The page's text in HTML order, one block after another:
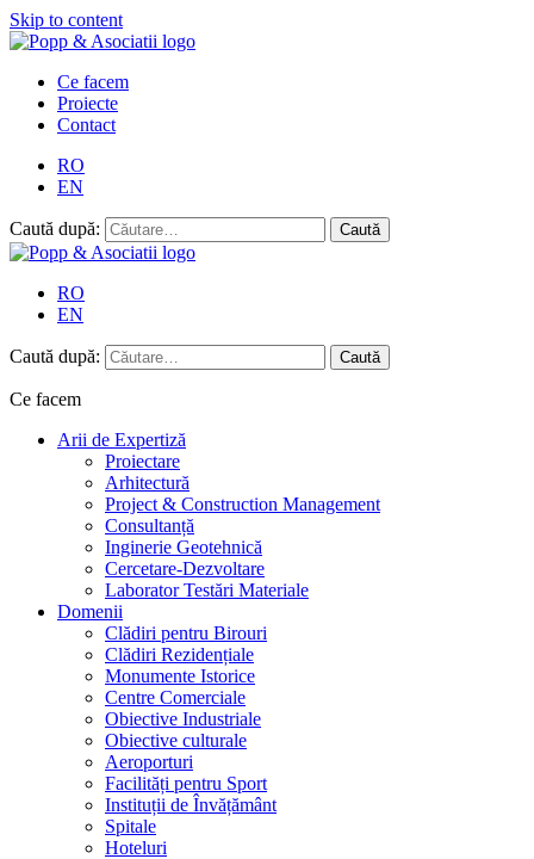
Skip to content
Ce facem
Proiecte
Contact
RO
EN
Caută după:
RO
EN
Caută după:
Ce facem
Arii de Expertiză
Proiectare
Arhitectură
Project & Construction Management
Consultanță
Inginerie Geotehnică
Cercetare-Dezvoltare
Laborator Testări Materiale
Domenii
Clădiri pentru Birouri
Clădiri Rezidențiale
Monumente Istorice
Centre Comerciale
Obiective Industriale
Obiective culturale
Aeroporturi
Facilități pentru Sport
Instituții de Învățământ
Spitale
Hoteluri